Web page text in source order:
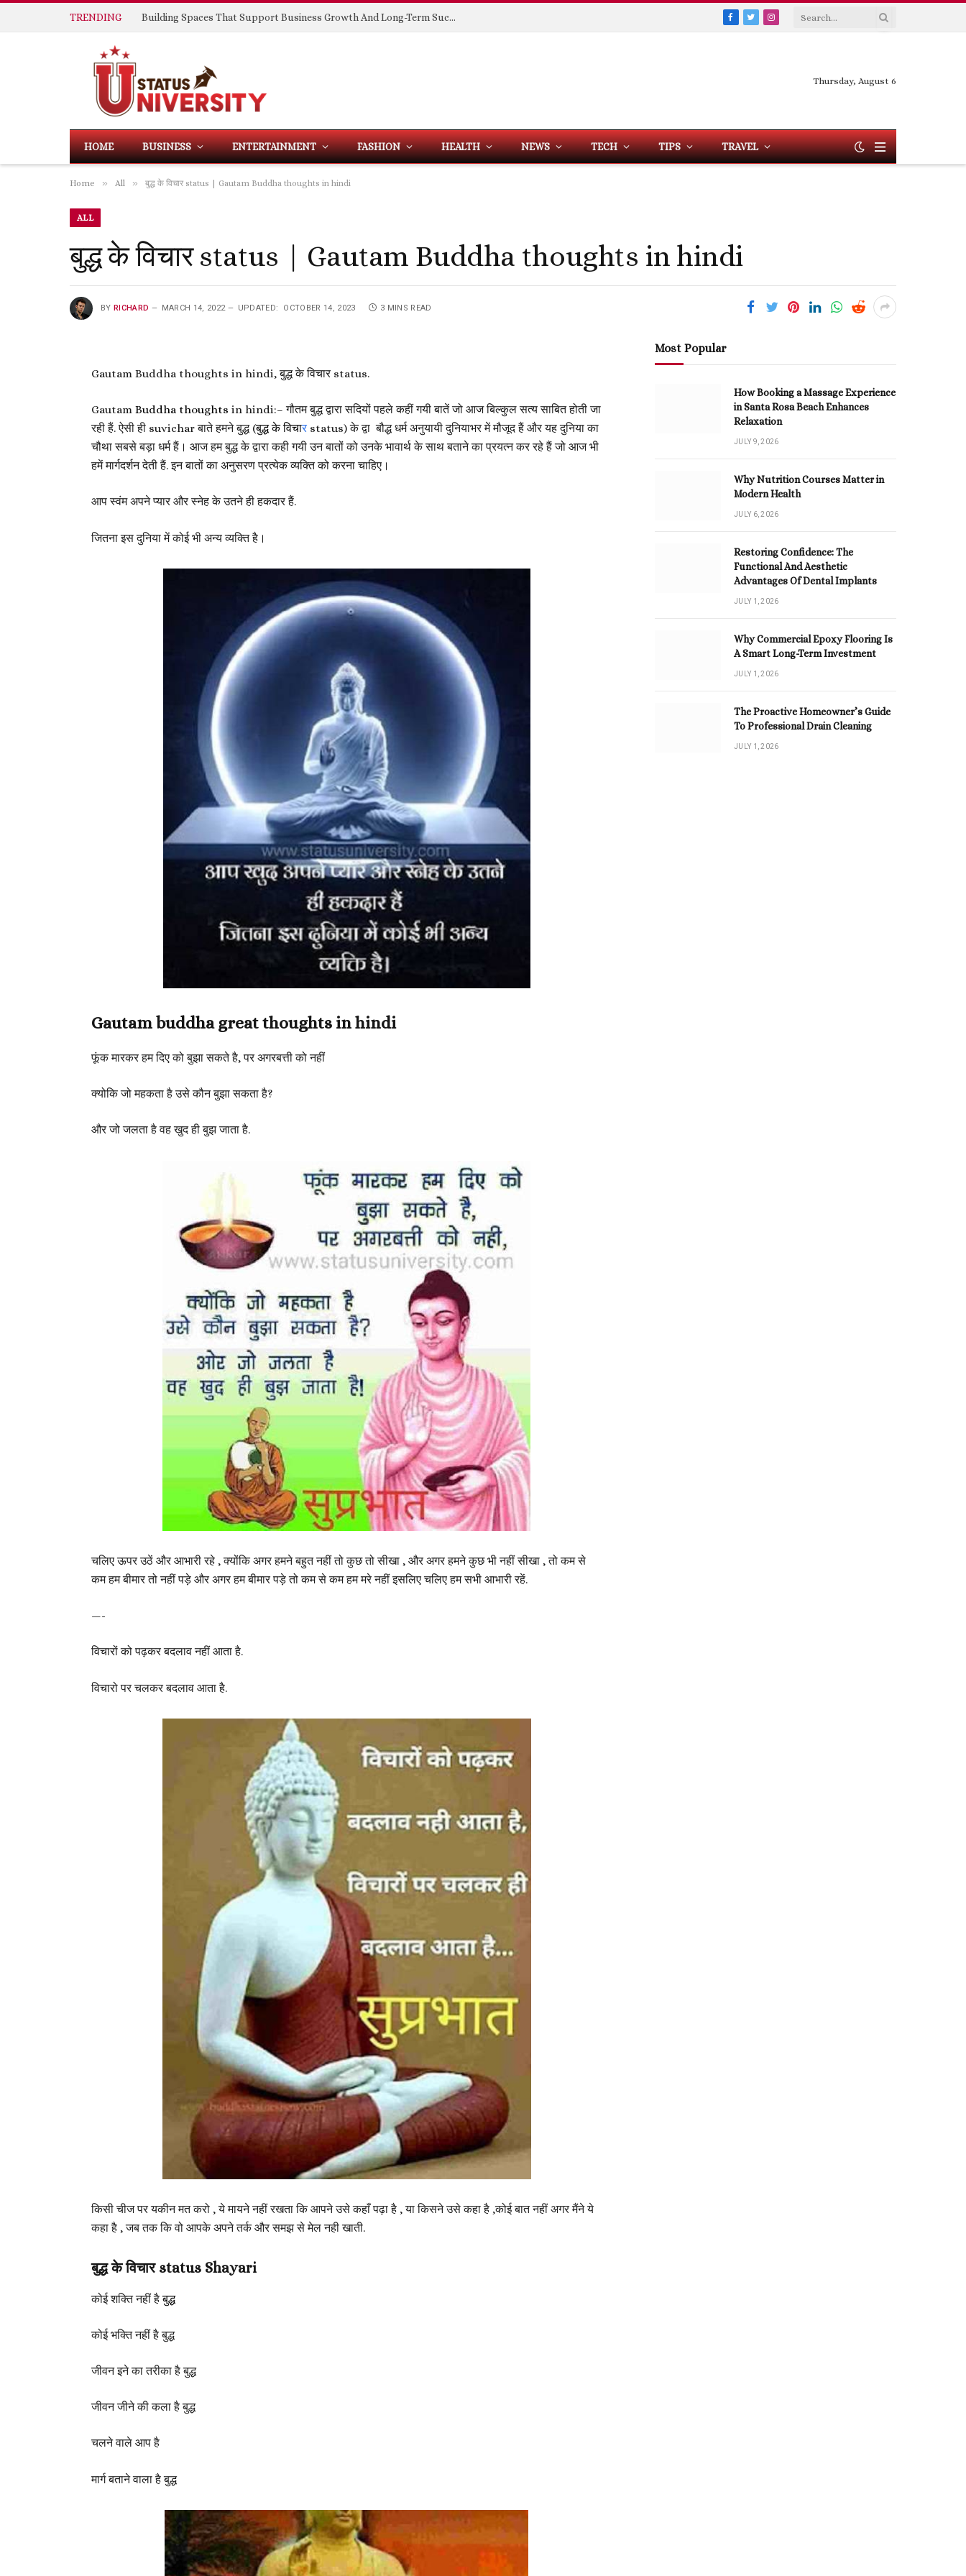
TRENDING Building Spaces That Support Business Growth And Long-Term Success
Facebook
TwitterInstagram
Thursday, August 6
HOME BUSINESS ENTERTAINMENT FASHION HEALTH NEWS TECH TIPS TRAVEL
Home » All » बुद्ध के विचार status | Gautam Buddha thoughts in hindi
ALL
बुद्ध के विचार status | Gautam Buddha thoughts in hindi
BY RICHARD MARCH 14, 2022 UPDATED: OCTOBER 14, 2023 3 MINS READ
Gautam Buddha thoughts in hindi, बुद्ध के विचार status.
Gautam Buddha thoughts in hindi:– गौतम बुद्ध द्वारा सदियों पहले कहीं गयी बातें जो आज बिल्कुल सत्य साबित होती जा
रही हैं. ऐसी ही suvichar बाते हमने बुद्ध (बुद्ध के विचार status) के द्वा बौद्ध धर्म अनुयायी दुनियाभर में मौजूद हैं और यह दुनिया का
चौथा सबसे बड़ा धर्म हैं। आज हम बुद्ध के द्वारा कही गयी उन बातों को उनके भावार्थ के साथ बताने का प्रयत्न कर रहे हैं जो आज भी
हमें मार्गदर्शन देती हैं. इन बातों का अनुसरण प्रत्येक व्यक्ति को करना चाहिए।
आप स्वंम अपने प्यार और स्नेह के उतने ही हकदार हैं.
जितना इस दुनिया में कोई भी अन्य व्यक्ति है।
Gautam buddha great thoughts in hindi
फूंक मारकर हम दिए को बुझा सकते है, पर अगरबत्ती को नहीं
क्योकि जो महकता है उसे कौन बुझा सकता है?
और जो जलता है वह खुद ही बुझ जाता है.
चलिए ऊपर उठें और आभारी रहे , क्योंकि अगर हमने बहुत नहीं तो कुछ तो सीखा , और अगर हमने कुछ भी नहीं सीखा , तो कम से
कम हम बीमार तो नहीं पड़े और अगर हम बीमार पड़े तो कम से कम हम मरे नहीं इसलिए चलिए हम सभी आभारी रहें.
—-
विचारों को पढ़कर बदलाव नहीं आता है.
विचारो पर चलकर बदलाव आता है.
किसी चीज पर यकीन मत करो , ये मायने नहीं रखता कि आपने उसे कहाँ पढ़ा है , या किसने उसे कहा है ,कोई बात नहीं अगर मैंने ये
कहा है , जब तक कि वो आपके अपने तर्क और समझ से मेल नही खाती.
बुद्ध के विचार status Shayari
कोई शक्ति नहीं हैबुद्ध
कोई भक्ति नहीं है बुद्ध
जीवन इने का तरीका है बुद्ध
जीवन जीने की कला है बुद्ध
चलने वाले आप है
मार्ग बताने वाला है बुद्ध
Most Popular
How Booking a Massage Experience
in Santa Rosa Beach Enhances
Relaxation
JULY 9, 2026
Why Nutrition Courses Matter in
Modern Health
JULY 6, 2026
Restoring Confidence: The
Functional And Aesthetic
Advantages Of Dental Implants
JULY 1, 2026
Why Commercial Epoxy Flooring Is
A Smart Long-Term Investment
JULY 1, 2026
The Proactive Homeowner’s Guide
To Professional Drain Cleaning
JULY 1, 2026